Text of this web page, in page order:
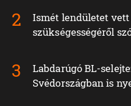
Ismét lendületet
szükségességéről
Labdarúgó BL-
Svédországban is